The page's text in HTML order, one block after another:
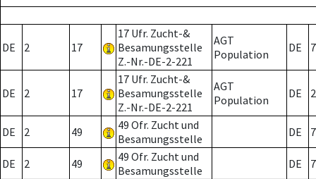
DE 2 17
17 Ufr. Zucht-&
Besamungsstelle
Z.-Nr.-DE-2-221
AGT
Population
DE 7
DE 2 17
17 Ufr. Zucht-&
Besamungsstelle
Z.-Nr.-DE-2-221
AGT
Population
DE 2
DE 2 49
49 Ofr. Zucht und
Besamungsstelle
DE 7
DE 2 49
49 Ofr. Zucht und
Besamungsstelle
DE 7